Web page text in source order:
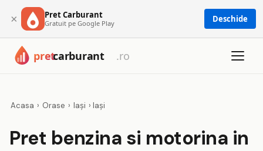
× Pret Carburant
Gratuit pe Google Play Deschide
Acasa › Orase › Iași › Iaşi
Pret benzina si motorina in